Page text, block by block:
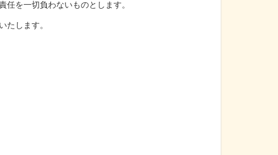
任を一切負わないものとします。
たします。